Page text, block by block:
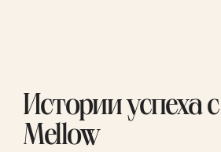
Истории успеха с
Mellow